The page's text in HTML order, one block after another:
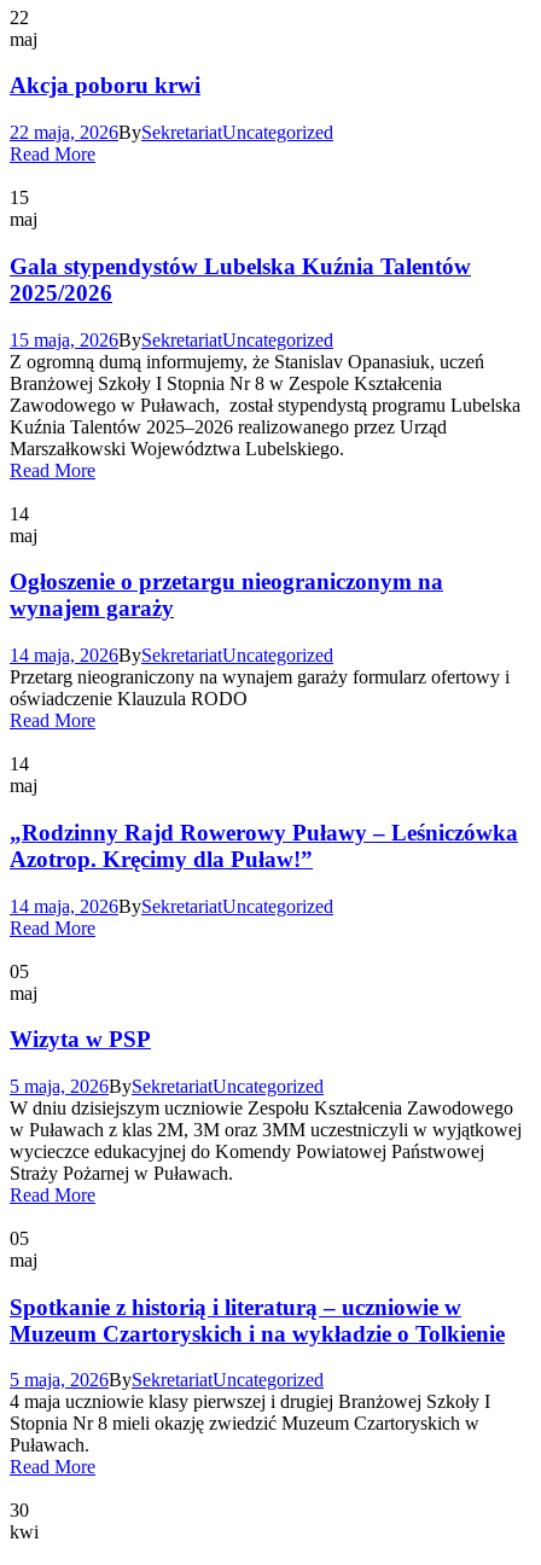
22
maj
Akcja poboru krwi
22 maja, 2026BySekretariatUncategorized
Read More
15
maj
Gala stypendystów Lubelska Kuźnia Talentów
2025/2026
15 maja, 2026BySekretariatUncategorized
Z ogromną dumą informujemy, że Stanislav Opanasiuk, uczeń
Branżowej Szkoły I Stopnia Nr 8 w Zespole Kształcenia
Zawodowego w Puławach, został stypendystą programu Lubelska
Kuźnia Talentów 2025–2026 realizowanego przez Urząd
Marszałkowski Województwa Lubelskiego.
Read More
14
maj
Ogłoszenie o przetargu nieograniczonym na
wynajem garaży
14 maja, 2026BySekretariatUncategorized
Przetarg nieograniczony na wynajem garaży formularz ofertowy i
oświadczenie Klauzula RODO
Read More
14
maj
„Rodzinny Rajd Rowerowy Puławy – Leśniczówka
Azotrop. Kręcimy dla Puław!”
14 maja, 2026BySekretariatUncategorized
Read More
05
maj
Wizyta w PSP
5 maja, 2026BySekretariatUncategorized
W dniu dzisiejszym uczniowie Zespołu Kształcenia Zawodowego
w Puławach z klas 2M, 3M oraz 3MM uczestniczyli w wyjątkowej
wycieczce edukacyjnej do Komendy Powiatowej Państwowej
Straży Pożarnej w Puławach.
Read More
05
maj
Spotkanie z historią i literaturą – uczniowie w
Muzeum Czartoryskich i na wykładzie o Tolkienie
5 maja, 2026BySekretariatUncategorized
4 maja uczniowie klasy pierwszej i drugiej Branżowej Szkoły I
Stopnia Nr 8 mieli okazję zwiedzić Muzeum Czartoryskich w
Puławach.
Read More
30
kwi